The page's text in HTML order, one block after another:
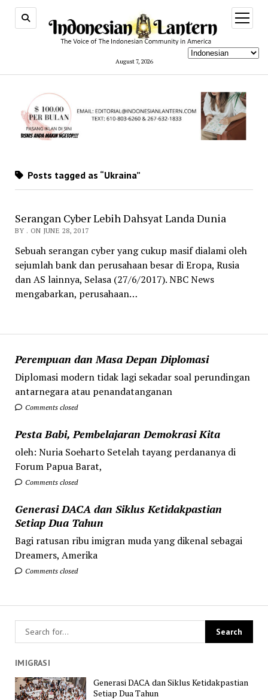
August 7, 2026
open
menu
Perempuan dan Masa Depan Diplomasi
Diplomasi modern tidak lagi sekadar soal perundingan
antarnegara atau penandatanganan
Comments closed
Pesta Babi, Pembelajaran Demokrasi Kita
oleh: Nuria Soeharto Setelah tayang perdananya di
Forum Papua Barat,
Comments closed
Generasi DACA dan Siklus Ketidakpastian
Setiap Dua Tahun
Bagi ratusan ribu imigran muda yang dikenal sebagai
Dreamers, Amerika
Comments closed
Posts tagged as “Ukraina”
Serangan Cyber Lebih Dahsyat Landa Dunia
BY . ON JUNE 28, 2017
Sebuah serangan cyber yang cukup masif dialami oleh
sejumlah bank dan perusahaan besar di Eropa, Rusia
dan AS lainnya, Selasa (27/6/2017). NBC News
mengabarkan, perusahaan…
IMIGRASI
Generasi DACA dan Siklus Ketidakpastian
Setiap Dua Tahun